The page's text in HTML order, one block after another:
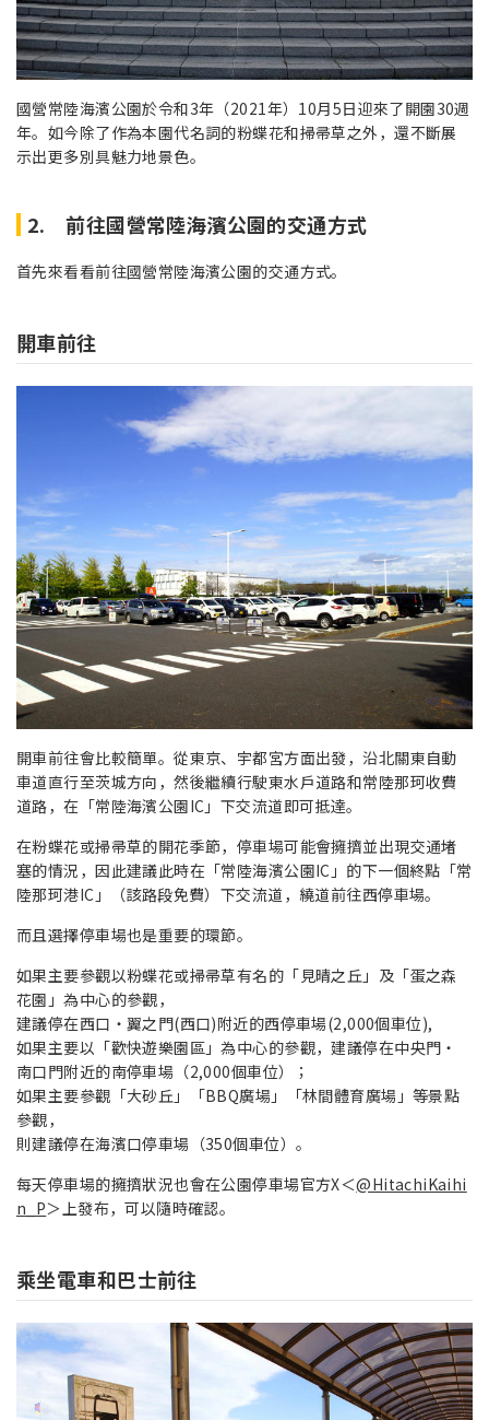
國營常陸海濱公園於令和3年（2021年）10月5日迎來了開園30週
年。如今除了作為本園代名詞的粉蝶花和掃帚草之外，還不斷展
示出更多別具魅力地景色。
2. 前往國營常陸海濱公園的交通方式
首先來看看前往國營常陸海濱公園的交通方式。
開車前往
開車前往會比較簡單。從東京、宇都宮方面出發，沿北關東自動
車道直行至茨城方向，然後繼續行駛東水戶道路和常陸那珂收費
道路，在「常陸海濱公園IC」下交流道即可抵達。
在粉蝶花或掃帚草的開花季節，停車場可能會擁擠並出現交通堵
塞的情況，因此建議此時在「常陸海濱公園IC」的下一個終點「常
陸那珂港IC」（該路段免費）下交流道，繞道前往西停車場。
而且選擇停車場也是重要的環節。
如果主要參觀以粉蝶花或掃帚草有名的「見晴之丘」及「蛋之森
花園」為中心的參觀，
建議停在西口・翼之門(西口)附近的西停車場(2,000個車位),
如果主要以「歡快遊樂園區」為中心的參觀，建議停在中央門・
南口門附近的南停車場（2,000個車位）；
如果主要參觀「大砂丘」「BBQ廣場」「林間體育廣場」等景點
參觀，
則建議停在海濱口停車場（350個車位）。
每天停車場的擁擠狀況也會在公園停車場官方X＜@HitachiKaihi
n_P＞上發布，可以隨時確認。
乘坐電車和巴士前往